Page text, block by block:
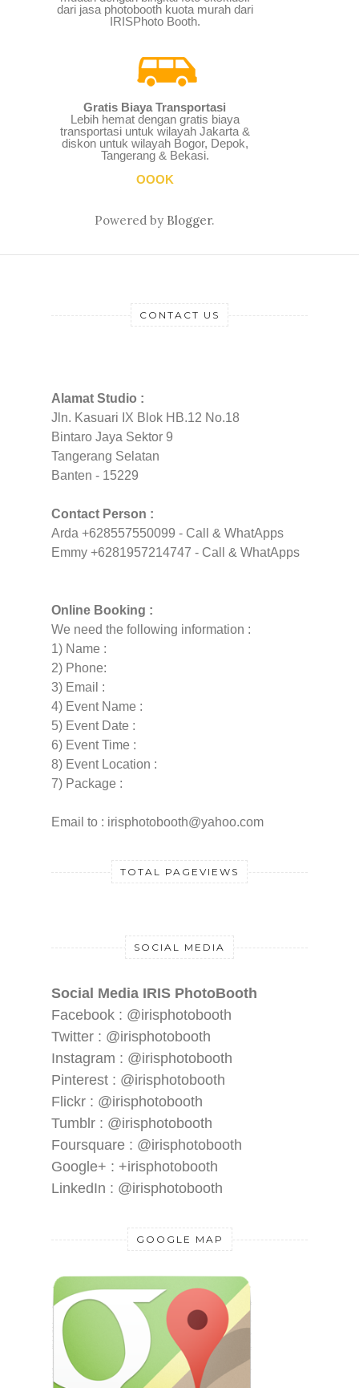
dari jasa photobooth kuota murah dari
IRISPhoto Booth.
Gratis Biaya Transportasi
Lebih hemat dengan gratis biaya
transportasi untuk wilayah Jakarta &
diskon untuk wilayah Bogor, Depok,
Tangerang & Bekasi.
OOOK
Powered by Blogger.
CONTACT US
Alamat Studio :
Jln. Kasuari IX Blok HB.12 No.18
Bintaro Jaya Sektor 9
Tangerang Selatan
Banten - 15229
Contact Person :
Arda +628557550099 - Call & WhatApps
Emmy +6281957214747 - Call & WhatApps
Online Booking :
We need the following information :
1) Name :
2) Phone:
3) Email :
4) Event Name :
5) Event Date :
6) Event Time :
8) Event Location :
7) Package :
Email to : irisphotobooth@yahoo.com
TOTAL PAGEVIEWS
SOCIAL MEDIA
Social Media IRIS PhotoBooth
Facebook : @irisphotobooth
Twitter : @irisphotobooth
Instagram : @irisphotobooth
Pinterest : @irisphotobooth
Flickr : @irisphotobooth
Tumblr : @irisphotobooth
Foursquare : @irisphotobooth
Google+ : +irisphotobooth
LinkedIn : @irisphotobooth
GOOGLE MAP